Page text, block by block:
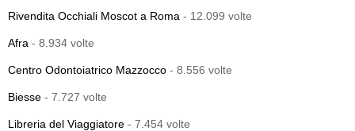
Rivendita Occhiali Moscot a Roma - 12.099 volte
Afra - 8.934 volte
Centro Odontoiatrico Mazzocco - 8.556 volte
Biesse - 7.727 volte
Libreria del Viaggiatore - 7.454 volte